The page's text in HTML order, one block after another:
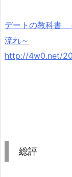
デートの教科書
流れ～
http://4w0.net/
総評